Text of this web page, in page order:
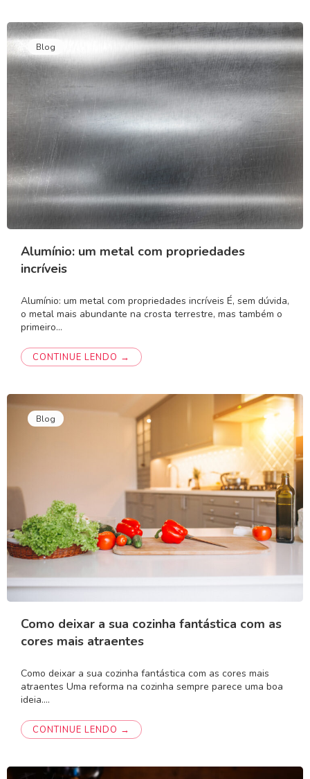
Blog
Alumínio: um metal com propriedades
incríveis
Alumínio: um metal com propriedades incríveis É, sem dúvida,
o metal mais abundante na crosta terrestre, mas também o
primeiro…
CONTINUE LENDO →
Blog
Como deixar a sua cozinha fantástica com as
cores mais atraentes
Como deixar a sua cozinha fantástica com as cores mais
atraentes Uma reforma na cozinha sempre parece uma boa
ideia.…
CONTINUE LENDO →